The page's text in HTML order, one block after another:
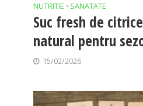
NUTRITIE • SANATATE
Suc fresh de
natural pentru
15/02/2026